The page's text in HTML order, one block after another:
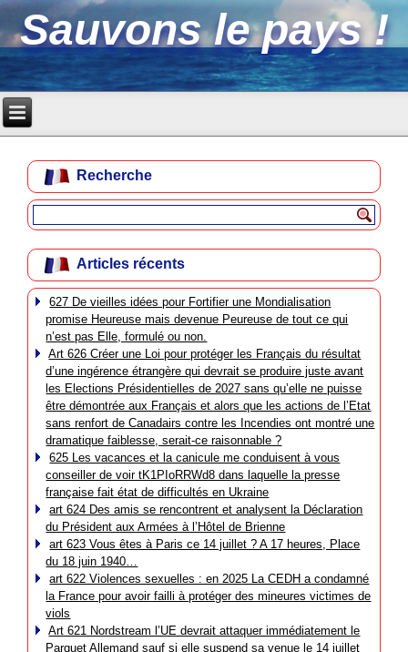
Sauvons le pays !
Recherche
Articles récents
627 De vieilles idées pour Fortifier une Mondialisation
promise Heureuse mais devenue Peureuse de tout ce qui
n’est pas Elle, formulé ou non.
Art 626 Créer une Loi pour protéger les Français du résultat
d’une ingérence étrangère qui devrait se produire juste avant
les Elections Présidentielles de 2027 sans qu’elle ne puisse
être démontrée aux Français et alors que les actions de l’Etat
sans renfort de Canadairs contre les Incendies ont montré une
dramatique faiblesse, serait-ce raisonnable ?
625 Les vacances et la canicule me conduisent à vous
conseiller de voir tK1PIoRRWd8 dans laquelle la presse
française fait état de difficultés en Ukraine
art 624 Des amis se rencontrent et analysent la Déclaration
du Président aux Armées à l’Hôtel de Brienne
art 623 Vous êtes à Paris ce 14 juillet ? A 17 heures, Place
du 18 juin 1940…
art 622 Violences sexuelles : en 2025 La CEDH a condamné
la France pour avoir failli à protéger des mineures victimes de
viols
Art 621 Nordstream l’UE devrait attaquer immédiatement le
Parquet Allemand sauf si elle suspend sa venue le 14 juillet